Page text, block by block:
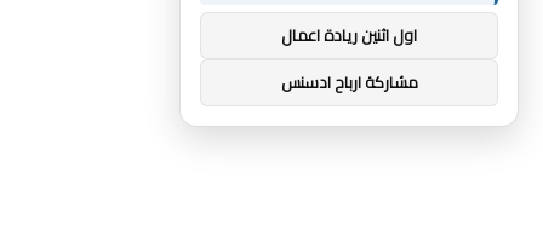
اول اثنين ريادة اعمال
مشاركة ارباح ادسنس